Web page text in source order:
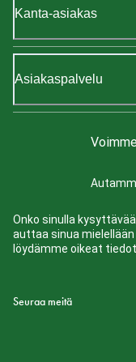
Kanta-asiakas
Asiakaspalvelu
Onko sinulla
auttaa sinua
löydämme oikeat
Seuraa meitä